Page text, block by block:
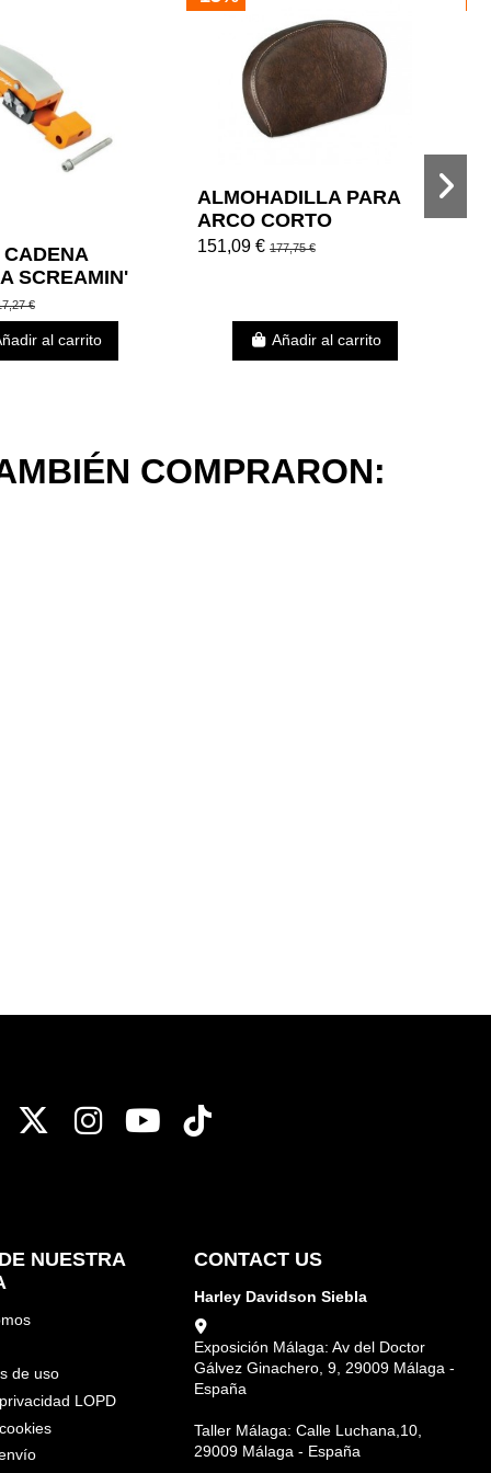
SCREAMIN'
€
al carrito
ALMOHADILLA PARA
ARCO CORTO
MAHOGANY BROWN
151,09 € 177,75 €
Añadir al carrito
COMPRARON:
NUESTRA
de uso
LOPD
CONTACT US
Harley Davidson Siebla
Exposición Málaga: Av del Doctor
Gálvez Ginachero, 9, 29009 Málaga -
España
Taller Málaga: Calle Luchana,10,
29009 Málaga - España